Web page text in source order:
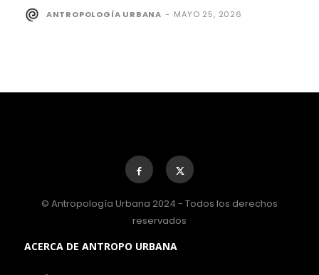
ANTROPOLOGÍA URBANA - MAYO 25, 2026
© Antropología Urbana 2024 - Todos los derechos
reservados
ACERCA DE ANTROPO URBANA